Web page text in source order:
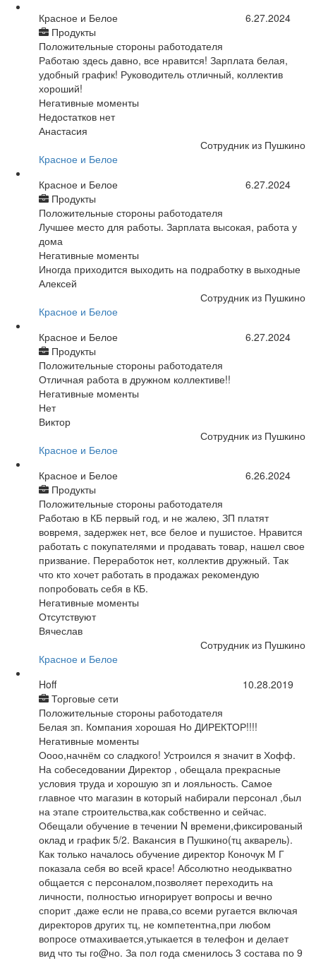
Красное и Белое
Продукты
6.27.2024
Положительные стороны работодателя
Работаю здесь давно, все нравится! Зарплата белая,
удобный график! Руководитель отличный, коллектив
хороший!
Негативные моменты
Недостатков нет
Анастасия
Сотрудник из Пушкино
Красное и Белое
Красное и Белое
Продукты
6.27.2024
Положительные стороны работодателя
Лучшее место для работы. Зарплата высокая, работа у
дома
Негативные моменты
Иногда приходится выходить на подработку в выходные
Алексей
Сотрудник из Пушкино
Красное и Белое
Красное и Белое
Продукты
6.27.2024
Положительные стороны работодателя
Отличная работа в дружном коллективе!!
Негативные моменты
Нет
Виктор
Сотрудник из Пушкино
Красное и Белое
Красное и Белое
Продукты
6.26.2024
Положительные стороны работодателя
Работаю в КБ первый год, и не жалею, ЗП платят
вовремя, задержек нет, все белое и пушистое. Нравится
работать с покупателями и продавать товар, нашел свое
призвание. Переработок нет, коллектив дружный. Так
что кто хочет работать в продажах рекомендую
попробовать себя в КБ.
Негативные моменты
Отсутствуют
Вячеслав
Сотрудник из Пушкино
Красное и Белое
Hoff
Торговые сети
10.28.2019
Положительные стороны работодателя
Белая зп. Компания хорошая Но ДИРЕКТОР!!!!
Негативные моменты
Оооо,начнём со сладкого! Устроился я значит в Хофф.
На собеседовании Директор , обещала прекрасные
условия труда и хорошую зп и лояльность. Самое
главное что магазин в который набирали персонал ,был
на этапе строительства,как собственно и сейчас.
Обещали обучение в течении N времени,фиксированый
оклад и график 5/2. Вакансия в Пушкино(тц акварель).
Как только началось обучение директор Коночук М Г
показала себя во всей красе! Абсолютно неодыкватно
общается с персоналом,позволяет переходить на
личности, полностью игнорирует вопросы и вечно
спорит ,даже если не права,со всеми ругается включая
директоров других тц, не компетентна,при любом
вопросе отмахивается,утыкается в телефон и делает
вид что ты го@но. За пол года сменилось 3 состава по 9